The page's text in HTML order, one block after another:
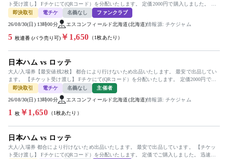
ト受け渡し】 Fチケにて(QRコード）を分配いたします。 定価2000円で購入しました。 迅
速で丁寧な...
即決取引 電チケ 名義なし ファンクラブ
26/08/30(日) 13時00分 エスコンフィールド北海道(北海道)情報源: チケジャム
5 枚連番 (バラ売り可) ￥1,650 （1枚あたり）
日本ハム vs ロッテ
大人/入場券【最安値残2枚】 都合により行けないため出品いたします。 最安で出品してい
ます。 【チケット受け渡し】 Fチケにて(QRコード）を分配いたします。 定価2000円で購
入しました。...
即決取引 電チケ 名義なし 主催者
26/08/30(日) 13時00分 エスコンフィールド北海道(北海道)情報源: チケジャム
1 枚￥1,650 （1枚あたり）
日本ハム vs ロッテ
大人/入場券 都合により行けないため出品いたします。 最安で出品しています。 【チケッ
ト受け渡し】 Fチケにて(QRコード）を分配いたします。 定価でご購入しました。 迅速で